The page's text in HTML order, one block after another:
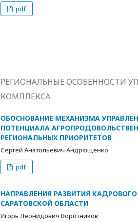
pdf
РЕГИОНАЛЬНЫЕ ОСОБЕННОСТИ
КОМПЛЕКСА
ОБОСНОВАНИЕ МЕХАНИЗМА
ПОТЕНЦИАЛА
РЕГИОНАЛЬНЫХ ПРИОРИТЕТОВ
Сергей Анатольевич Андрющенко
pdf
НАПРАВЛЕНИЯ РАЗВИТИЯ
САРАТОВСКОЙ ОБЛАСТИ
Игорь Леонидович Воротников